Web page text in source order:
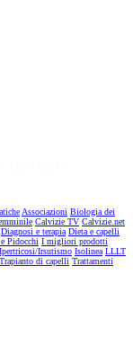
Associazioni Biologia dei
Calvizie TV Calvizie.net
Diagnosi e terapia Dieta e capelli
Pidocchi I migliori prodotti
Ipertricosi/Irsutismo Isolinea LLLT
Trapianto di capelli Trattamenti